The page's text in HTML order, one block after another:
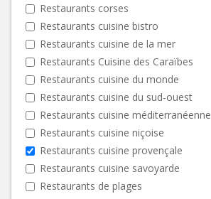
Restaurants corses
Restaurants cuisine bistro
Restaurants cuisine de la mer
Restaurants Cuisine des Caraïbes
Restaurants cuisine du monde
Restaurants cuisine du sud-ouest
Restaurants cuisine méditerranéenne
Restaurants cuisine niçoise
Restaurants cuisine provençale
Restaurants cuisine savoyarde
Restaurants de plages